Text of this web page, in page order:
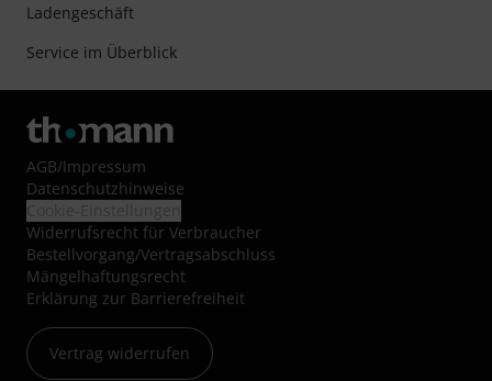
Ladengeschäft
Service im Überblick
AGB/Impressum
Datenschutzhinweise
Widerrufsrecht für Verbraucher
Bestellvorgang/Vertragsabschluss
Mängelhaftungsrecht
Erklärung zur Barrierefreiheit
Vertrag widerrufen